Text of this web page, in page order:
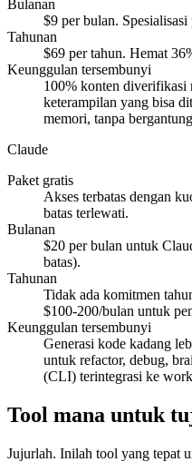
Bulanan
$9 per bulan.
Tahunan
$69 per tahun. Hemat
Keunggulan tersembunyi
100% konten diverifikasi
keterampilan yang bisa
memori, tanpa
Claude
Paket gratis
Akses terbatas dengan
batas terlewati.
Bulanan
$20 per bulan untuk
batas).
Tahunan
Tidak ada komitmen
$100-200/bulan untuk
Keunggulan tersembunyi
Generasi kode kadang
untuk refactor, debug,
(CLI) terintegrasi ke
Tool mana untuk
Jujurlah. Inilah tool yang tepat